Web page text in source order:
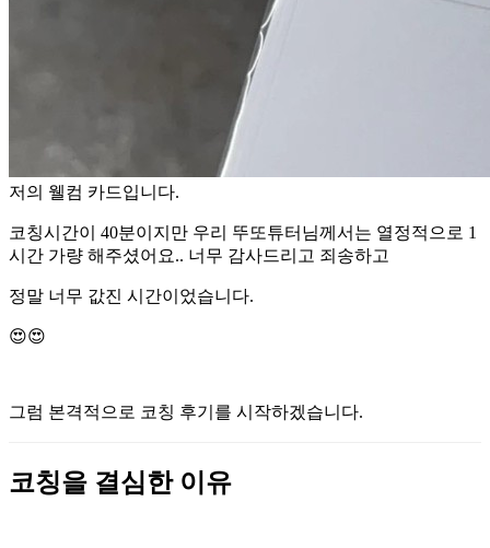
저의 웰컴 카드입니다.
코칭시간이 40분이지만 우리 뚜또튜터님께서는 열정적으로 1
시간 가량 해주셨어요.. 너무 감사드리고 죄송하고
정말 너무 값진 시간이었습니다.
😍😍
그럼 본격적으로 코칭 후기를 시작하겠습니다.
코칭을 결심한 이유